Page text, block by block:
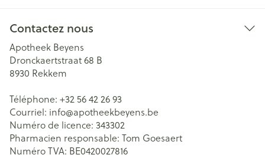
Contactez nous
Apotheek Beyens
Dronckaertstraat 68 B
8930 Rekkem
Téléphone: +32 56 42 26 93
Courriel: info@apotheekbeyens.be
Numéro de licence: 343302
Pharmacien responsable: Tom Goesaert
Numéro TVA: BE0420027816